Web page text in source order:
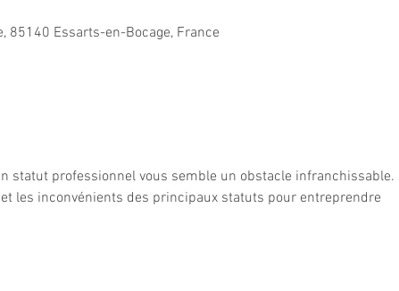
85140 Essarts-en-Bocage, France
statut professionnel vous semble un obstacle infranchissable.
les inconvénients des principaux statuts pour entreprendre